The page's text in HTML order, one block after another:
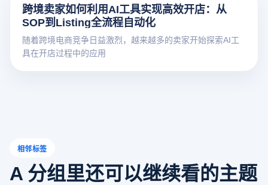
跨境卖家如何利用AI工具实现高效开店：从
SOP到Listing全流程自动化
随着跨境电商竞争日益激烈，越来越多的卖家开始探索AI工
具在开店过程中的应用
相邻标签
A 分组里还可以继续看的主题